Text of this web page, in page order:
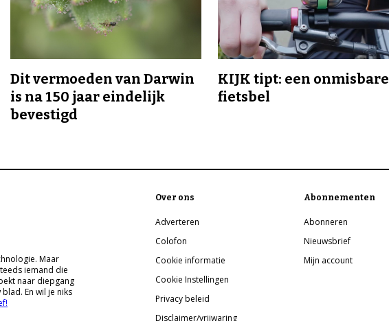
Dit vermoeden van Darwin
is na 150 jaar eindelijk
bevestigd
KIJK tipt: een onmisbare
fietsbel
Maar
iemand die
naar diepgang
En wil je niks
Over ons
Adverteren
Colofon
Cookie informatie
Cookie Instellingen
Privacy beleid
Disclaimer/vrijwaring
Abonnementen
Abonneren
Nieuwsbrief
Mijn account